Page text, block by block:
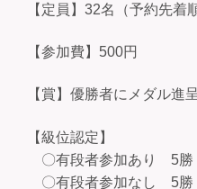
【定員】32名（予約先着
【参加費】500円
【賞】優勝者にメダル進呈
【級位認定】
〇有段者参加あり 5勝
〇有段者参加なし 5勝